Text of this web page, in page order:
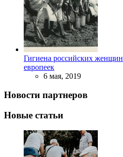
Гигиена российских
европеек
6 мая, 2019
Новости партнеров
Новые статьи